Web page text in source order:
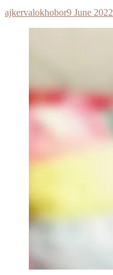
ajkervalokhobor9 June 2022